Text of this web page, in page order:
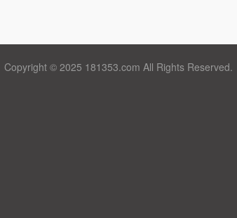
Copyright © 2025 181353.com All Rights Reserved.